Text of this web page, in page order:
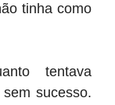
tinha como
tentava
sucesso.